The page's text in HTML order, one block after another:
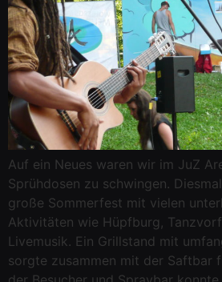
Auf ein Neues waren wir im JuZ
Sprühdosen zu schwingen.
große Sommerfest mit vielen
Aktivitäten wie Hüpfburg,
Livemusik. Ein Grillstand mit
sorgte zusammen mit der Saftbar